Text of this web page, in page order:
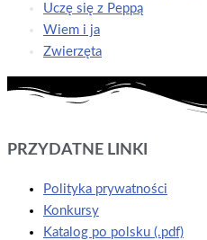
Uczę się z Peppą
Wiem i ja
Zwierzęta
PRZYDATNE LINKI
Polityka prywatności
Konkursy
Katalog po polsku (.pdf)